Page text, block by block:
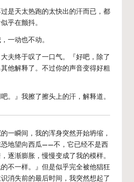
过是天太热跑的太快出的汗而已，都
乎在颤抖。
一动也不动。
夫终于叹了一口气。『好吧，除了
他解释了。不过你的声音变得好粗
。』我擦了擦头上的汗，解释道。
一瞬间，我的浑身突然开始坍缩，
地望向西瓜——不，它已经不是西
逐渐膨胀，慢慢变成了我的模样。
不一样。』但是似乎完全被他猖狂
消失前的最后时间，我突然想起了